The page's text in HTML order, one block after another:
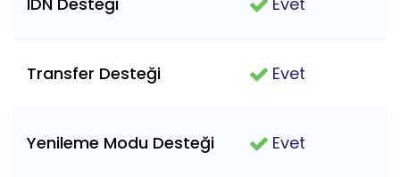
Transfer Desteği Evet
Yenileme Modu Desteği Evet